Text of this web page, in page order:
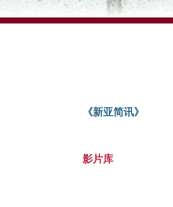
《新亚简讯》
影片库